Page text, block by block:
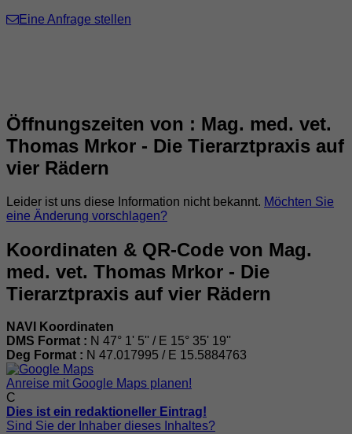
Eine Anfrage stellen
Öffnungszeiten von : Mag. med. vet.
Thomas Mrkor - Die Tierarztpraxis auf
vier Rädern
Leider ist uns diese Information nicht bekannt. Möchten Sie
eine Änderung vorschlagen?
Koordinaten & QR-Code von Mag.
med. vet. Thomas Mrkor - Die
Tierarztpraxis auf vier Rädern
NAVI Koordinaten
DMS Format : N 47° 1' 5'' / E 15° 35' 19''
Deg Format : N 47.017995 / E 15.5884763
Anreise mit Google Maps planen!
C
Dies ist ein redaktioneller Eintrag!
Sind Sie der Inhaber dieses Inhaltes?